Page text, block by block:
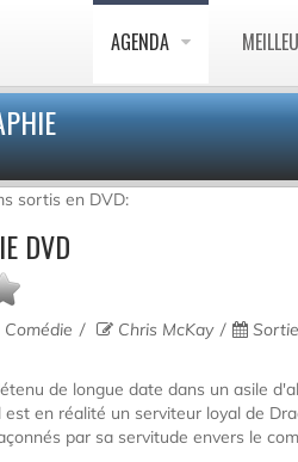
AGENDA
sortis en DVD:
DVD
Chris McKay
Sortie
de longue date dans un asile
est en réalité un serviteur loyal de
par sa servitude envers le